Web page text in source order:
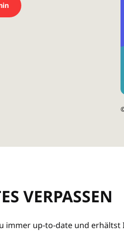
VERPASSEN
immer up-to-date und erhältst